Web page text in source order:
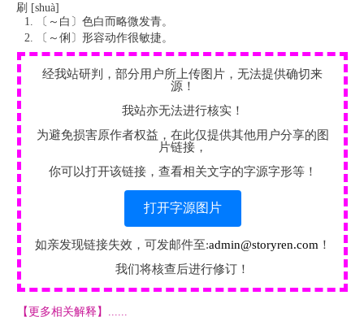
刷 [shuà]
〔～白〕色白而略微发青。
〔～俐〕形容动作很敏捷。
经我站研判，部分用户所上传图片，无法提供确切来
源！
我站亦无法进行核实！
为避免损害原作者权益，在此仅提供其他用户分享的图
片链接，
你可以打开该链接，查看相关文字的字源字形等！
打开字源图片
如亲发现链接失效，可发邮件至:admin@storyren.com ！
我们将核查后进行修订！
【更多相关解释】......